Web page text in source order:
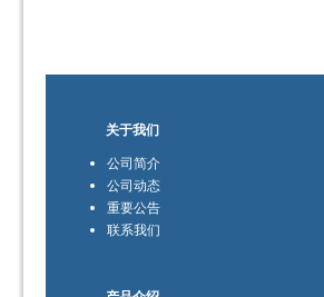
关于我们
公司简介
公司动态
重要公告
联系我们